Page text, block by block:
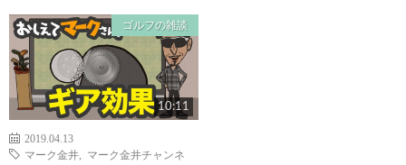
ゴルフの雑談
10:11
2019.04.13
マーク金井
マーク金井チャンネ